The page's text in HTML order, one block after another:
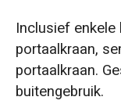
Inclusief enkele
portaalkraan,
portaalkraan.
buitengebruik.